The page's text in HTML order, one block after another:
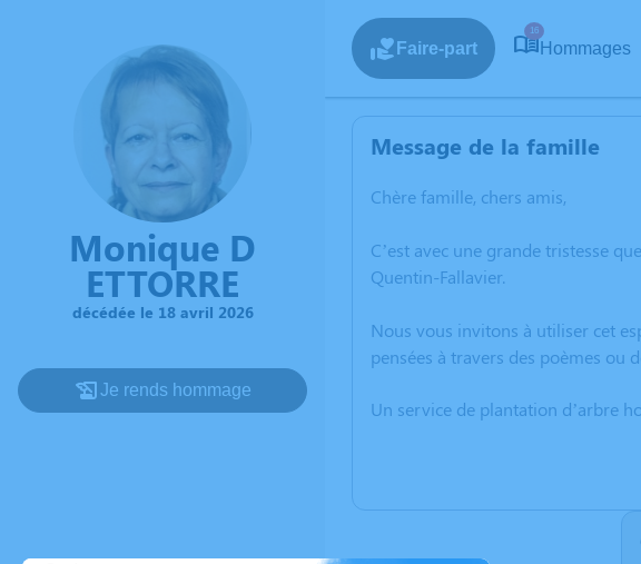
Monique D
ETTORRE
décédée le 18 avril 2026
Je rends hommage
Faire-part
16
Hommages
Message de la famille
Chère famille, chers amis,
C’est avec une grande tristesse
Quentin-Fallavier.
Nous vous invitons à utiliser cet
pensées à travers des poèmes ou
Un service de plantation d’arbre